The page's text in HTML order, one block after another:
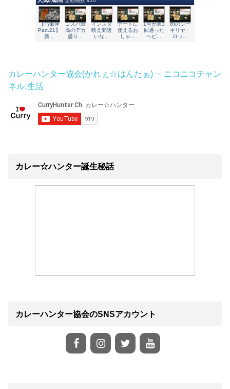
カレーハンター協会(かれぇ☆はんたぁ) - ニコニコチャン
ネル:生活
カレー☆ハンター誕生秘話
カレーハンター協会のSNSアカウント